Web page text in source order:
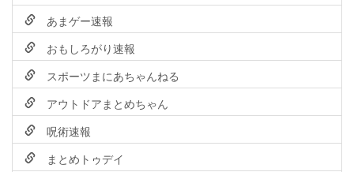
あまゲー速報
おもしろがり速報
スポーツまにあちゃんねる
アウトドアまとめちゃん
呪術速報
まとめトゥデイ